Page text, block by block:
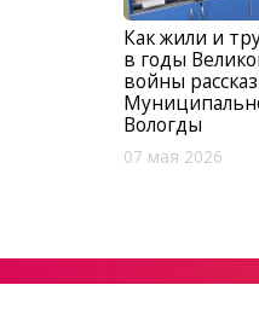
Как жили и
в годы
войны
Вологды
07 мая 2026